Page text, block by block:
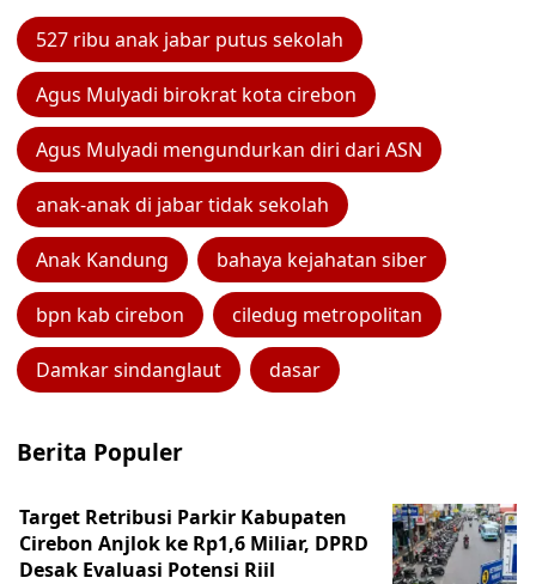
527 ribu anak jabar putus sekolah
Agus Mulyadi birokrat kota cirebon
Agus Mulyadi mengundurkan diri dari ASN
anak-anak di jabar tidak sekolah
Anak Kandung bahaya kejahatan siber
bpn kab cirebon ciledug metropolitan
Damkar sindanglaut dasar
Berita Populer
Target Retribusi Parkir Kabupaten
Cirebon Anjlok ke Rp1,6 Miliar, DPRD
Desak Evaluasi Potensi Riil